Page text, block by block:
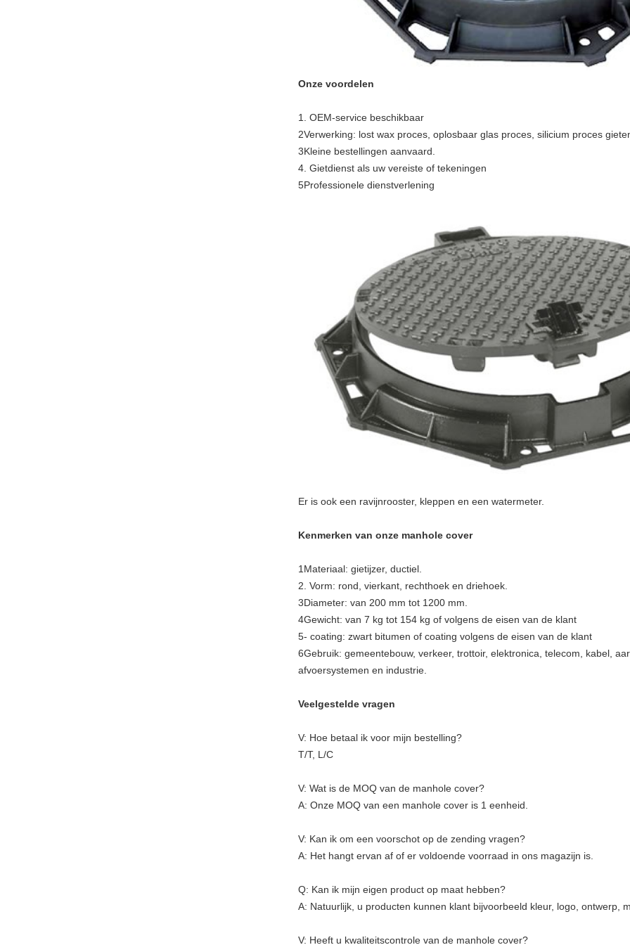
Onze voordelen
1. OEM-service beschikbaar
2Verwerking: lost wax proces, oplosbaar glas proces, silicium proces
3Kleine bestellingen aanvaard.
4. Gietdienst als uw vereiste of tekeningen
5Professionele dienstverlening
Er is ook een ravijnrooster, kleppen en een watermeter.
Kenmerken van onze manhole cover
1Materiaal: gietijzer, ductiel.
2. Vorm: rond, vierkant, rechthoek en driehoek.
3Diameter: van 200 mm tot 1200 mm.
4Gewicht: van 7 kg tot 154 kg of volgens de eisen van de klant
5- coating: zwart bitumen of coating volgens de eisen van de klant
6Gebruik: gemeentebouw, verkeer, trottoir, elektronica, telecom, kabel,
afvoersystemen en industrie.
Veelgestelde vragen
V: Hoe betaal ik voor mijn bestelling?
T/T, L/C
V: Wat is de MOQ van de manhole cover?
A: Onze MOQ van een manhole cover is 1 eenheid.
V: Kan ik om een voorschot op de zending vragen?
A: Het hangt ervan af of er voldoende voorraad in ons magazijn is.
Q: Kan ik mijn eigen product op maat hebben?
A: Natuurlijk, u producten kunnen klant bijvoorbeeld kleur, logo, ontwerp,
V: Heeft u kwaliteitscontrole van de manhole cover?